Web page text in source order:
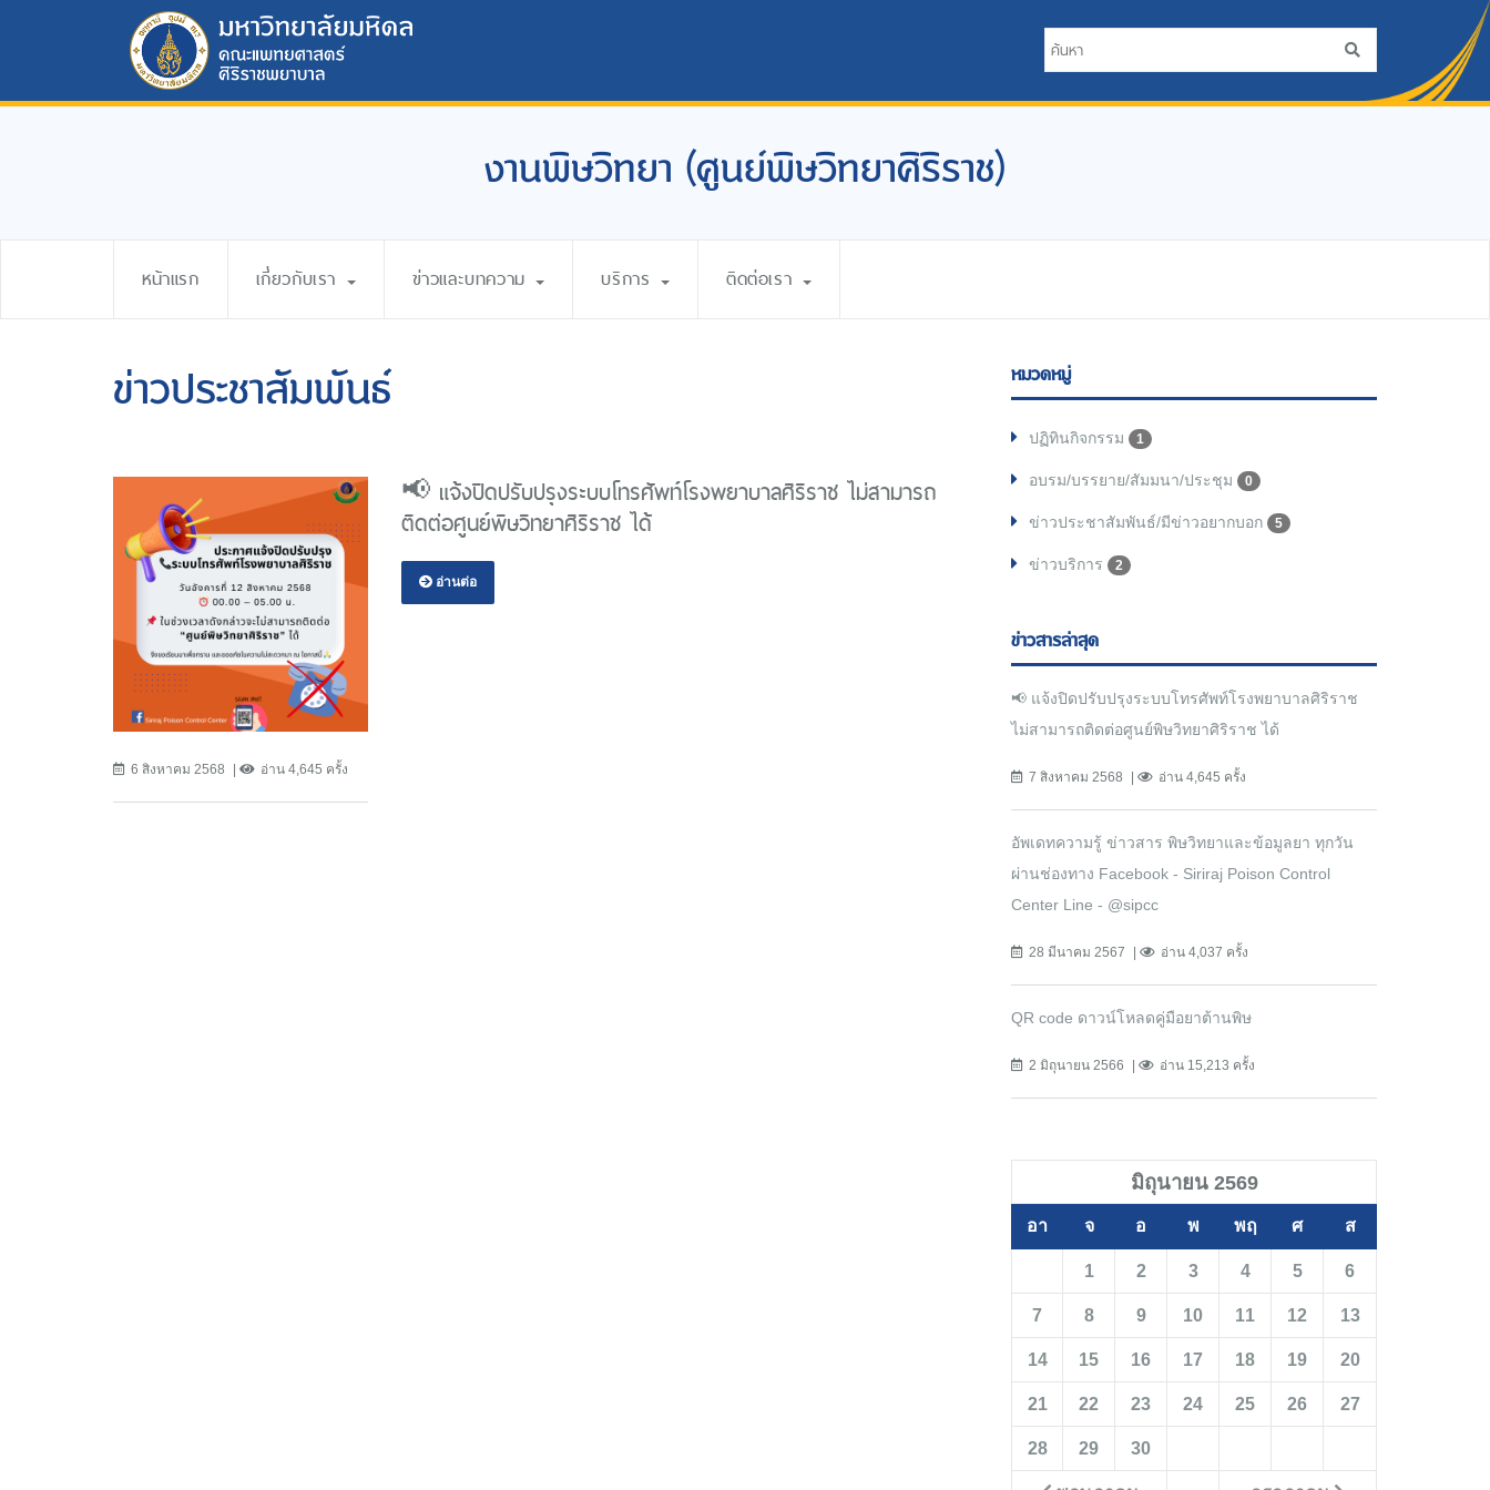
งานพิษวิทยา (ศูนย์พิษวิทยาศิริราช)
หน้าแรก เกี่ยวกับเรา ข่าวและบทความ บริการ ติดต่อเรา
ข่าวประชาสัมพันธ์
6 สิงหาคม 2568 อ่าน 4,645 ครั้ง
📢 แจ้งปิดปรับปรุงระบบโทรศัพท์โรงพยาบาลศิริราช ไม่สามารถ
ติดต่อศูนย์พิษวิทยาศิริราช ได้
อ่านต่อ
หมวดหมู่
ปฏิทินกิจกรรม 1
อบรม/บรรยาย/สัมมนา/ประชุม 0
ข่าวประชาสัมพันธ์/มีข่าวอยากบอก 5
ข่าวบริการ 2
ข่าวสารล่าสุด
📢 แจ้งปิดปรับปรุงระบบโทรศัพท์โรงพยาบาลศิริราช
ไม่สามารถติดต่อศูนย์พิษวิทยาศิริราช ได้
7 สิงหาคม 2568 อ่าน 4,645 ครั้ง
อัพเดทความรู้ ข่าวสาร พิษวิทยาและข้อมูลยา ทุกวัน
ผ่านช่องทาง Facebook - Siriraj Poison Control
Center Line - @sipcc
28 มีนาคม 2567 อ่าน 4,037 ครั้ง
QR code ดาวน์โหลดคู่มือยาต้านพิษ
2 มิถุนายน 2566 อ่าน 15,213 ครั้ง
มิถุนายน 2569
อา จ อ พ พฤ ศ ส
1 2 3 4 5 6
7 8 9 10 11 12 13
14 15 16 17 18 19 20
21 22 23 24 25 26 27
28 29 30